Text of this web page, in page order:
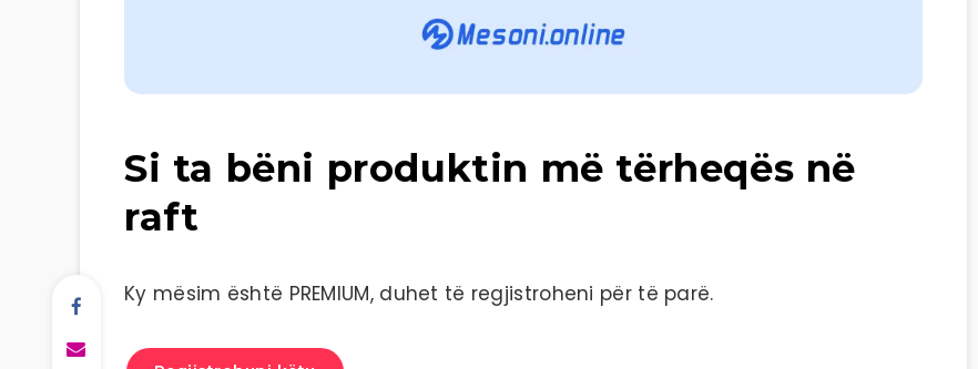
Si ta bëni produktin më tërheqës në
raft
Ky mësim është PREMIUM, duhet të regjistroheni për të parë.